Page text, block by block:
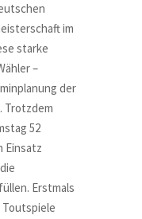
im
starke
–
der
Trotzdem
52
Einsatz
Erstmals